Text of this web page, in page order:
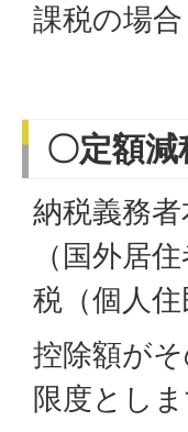
課税の場合
〇定額
納税義務
（国外居
税（個人
控除額が
限度としま